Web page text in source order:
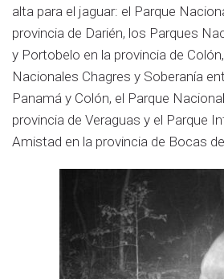
alta para el jaguar: el Parque
provincia de Darién, los Parques
y Portobelo en la provincia de
Nacionales Chagres y Soberanía
Panamá y Colón, el Parque
provincia de Veraguas y el Parque
Amistad en la provincia de Bocas